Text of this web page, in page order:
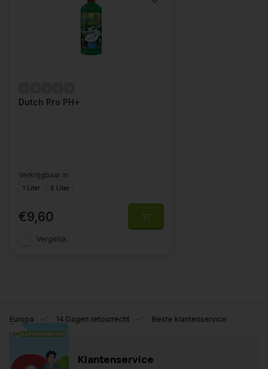
Dutch Pro PH+
Verkrijgbaar in
1 Liter 5 Liter
€9,60
Vergelijk
Europa 14 Dagen retourrecht Beste klantenservice
Klantenservice